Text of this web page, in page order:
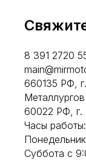
8 391 2720
660135 РФ,
60022 РФ, г.
Часы работы:
Суббота с